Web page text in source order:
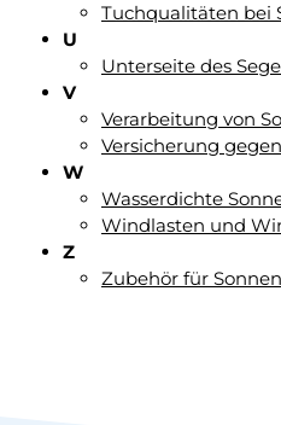
Tuchqualitäten bei
U
Unterseite des
V
Verarbeitung von
Versicherung
W
Wasserdichte
Windlasten und
Z
Zubehör für